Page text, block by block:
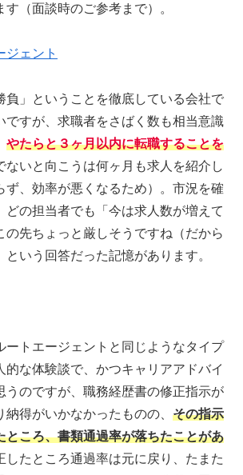
す（面談時のご参考まで）。
ジェント
負」ということを徹底している会社で
ですが、求職者をさばく数も相当意識
やたらと３ヶ月以内に転職することを
ないと向こうは何ヶ月も求人を紹介し
ず、効率が悪くなるため）。市況を確
どの担当者でも「今は求人数が増えて
の先ちょっと厳しそうですね（だから
いう回答だった記憶があります。
ートエージェントと同じようなタイプ
的な体験談で、かつキャリアアドバイ
うのですが、職務経歴書の修正指示が
得がいかなかったものの、 その指示
ところ、書類通過率が落ちたことがあ
したところ通過率は元に戻り、たまた